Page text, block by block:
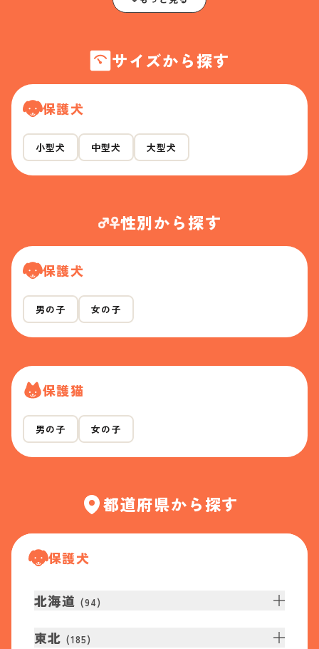
サイズから探す
保護犬
小型犬 中型犬 大型犬
性別から探す
保護犬
男の子 女の子
保護猫
男の子 女の子
都道府県から探す
保護犬
北海道 (94)
東北 (185)